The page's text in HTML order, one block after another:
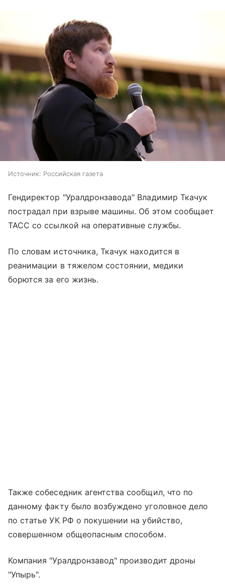
Источник: Российская газета
Гендиректор "Уралдронзавода" Владимир Ткачук
пострадал при взрыве машины. Об этом сообщает
ТАСС со ссылкой на оперативные службы.
По словам источника, Ткачук находится в
реанимации в тяжелом состоянии, медики
борются за его жизнь.
Также собеседник агентства сообщил, что по
данному факту было возбуждено уголовное дело
по статье УК РФ о покушении на убийство,
совершенном общеопасным способом.
Компания "Уралдронзавод" производит дроны
"Упырь".